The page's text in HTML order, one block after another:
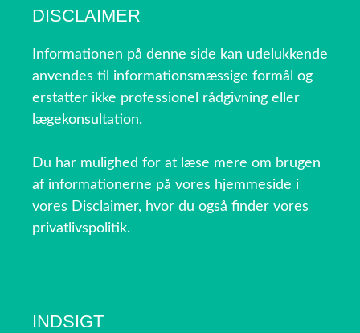
DISCLAIMER
Informationen på denne side kan udelukkende
anvendes til informationsmæssige formål og
erstatter ikke professionel rådgivning eller
lægekonsultation.
Du har mulighed for at læse mere om brugen
af informationerne på vores hjemmeside i
vores Disclaimer, hvor du også finder vores
privatlivspolitik.
INDSIGT